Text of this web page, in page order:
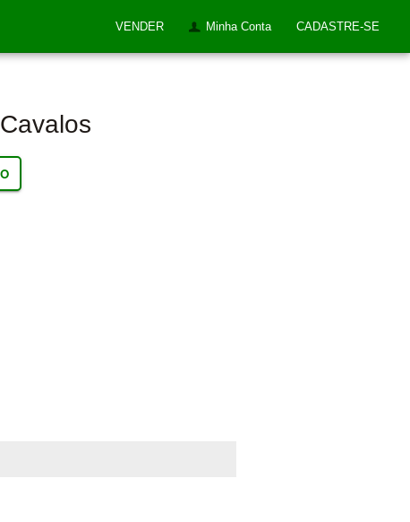
VENDER Minha Conta CADASTRE-SE